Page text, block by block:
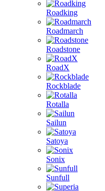
Roadking
Roadmarch
Roadstone
RoadX
Rockblade
Rotalla
Sailun
Satoya
Sonix
Sunfull